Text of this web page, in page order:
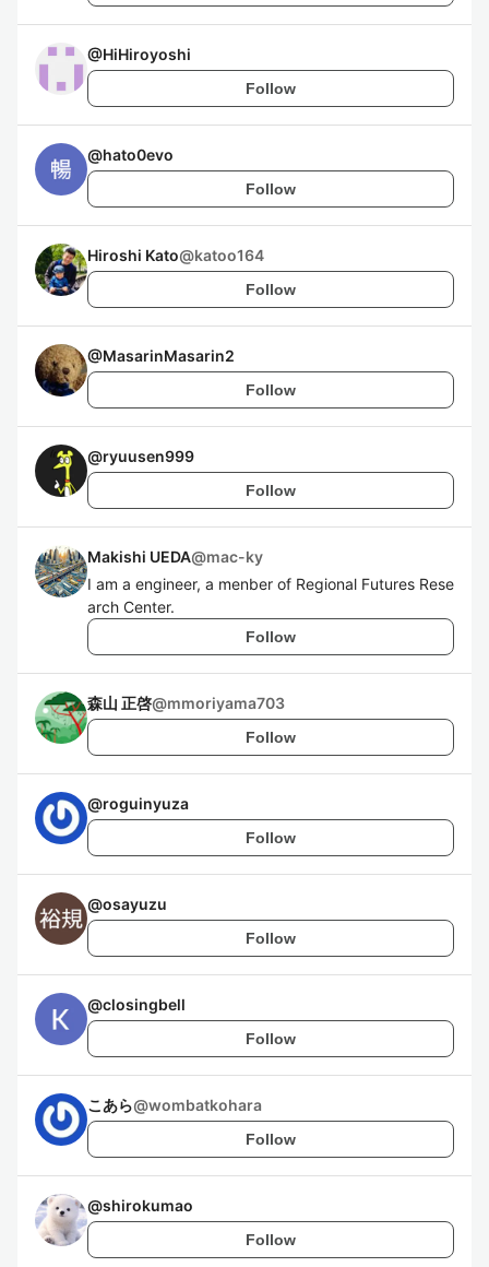
@HiHiroyoshi
Follow
@hato0evo
Follow
Hiroshi Kato@katoo164
Follow
@MasarinMasarin2
Follow
@ryuusen999
Follow
Makishi UEDA@mac-ky
I am a engineer, a menber of Regional Futures Rese
arch Center.
Follow
森山 正啓@mmoriyama703
Follow
@roguinyuza
Follow
@osayuzu
Follow
@closingbell
Follow
こあら@wombatkohara
Follow
@shirokumao
Follow